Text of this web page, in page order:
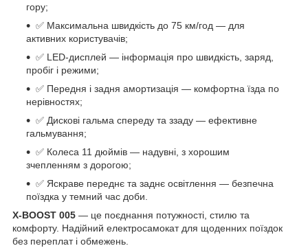
гору;
✅ Максимальна швидкість до 75 км/год — для
активних користувачів;
✅ LED-дисплей — інформація про швидкість, заряд,
пробіг і режими;
✅ Передня і задня амортизація — комфортна їзда по
нерівностях;
✅ Дискові гальма спереду та ззаду — ефективне
гальмування;
✅ Колеса 11 дюймів — надувні, з хорошим
зчепленням з дорогою;
✅ Яскраве переднє та заднє освітлення — безпечна
поїздка у темний час доби.
X-BOOST 005 — це поєднання потужності, стилю та
комфорту. Надійний електросамокат для щоденних поїздок
без переплат і обмежень.